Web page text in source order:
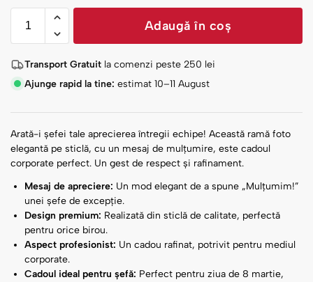
Adaugă în coș
Transport Gratuit la comenzi peste 250 lei
Ajunge rapid la tine: estimat 10–11 August
Arată-i șefei tale aprecierea întregii echipe! Această ramă foto
elegantă pe sticlă, cu un mesaj de mulțumire, este cadoul
corporate perfect. Un gest de respect și rafinament.
Mesaj de apreciere: Un mod elegant de a spune „Mulțumim!”
unei șefe de excepție.
Design premium: Realizată din sticlă de calitate, perfectă
pentru orice birou.
Aspect profesionist: Un cadou rafinat, potrivit pentru mediul
corporate.
Cadoul ideal pentru șefă: Perfect pentru ziua de 8 martie,